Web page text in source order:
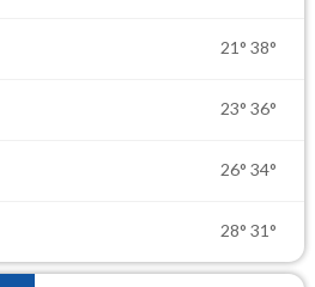
21° 38°
23° 36°
26° 34°
28° 31°